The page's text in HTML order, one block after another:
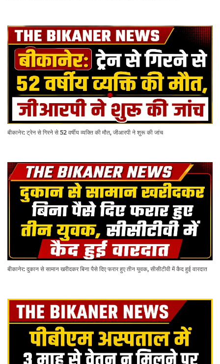
बीकानेर: ट्रेन से गिरने से 52 वर्षीय व्यक्ति की मौत, जीआरपी ने शुरू की जांच
बीकानेर: दुकान से सामान खरीदकर बिना पैसे दिए फरार हुए तीन युवक, सीसीटीवी में कैद हुई वारदात